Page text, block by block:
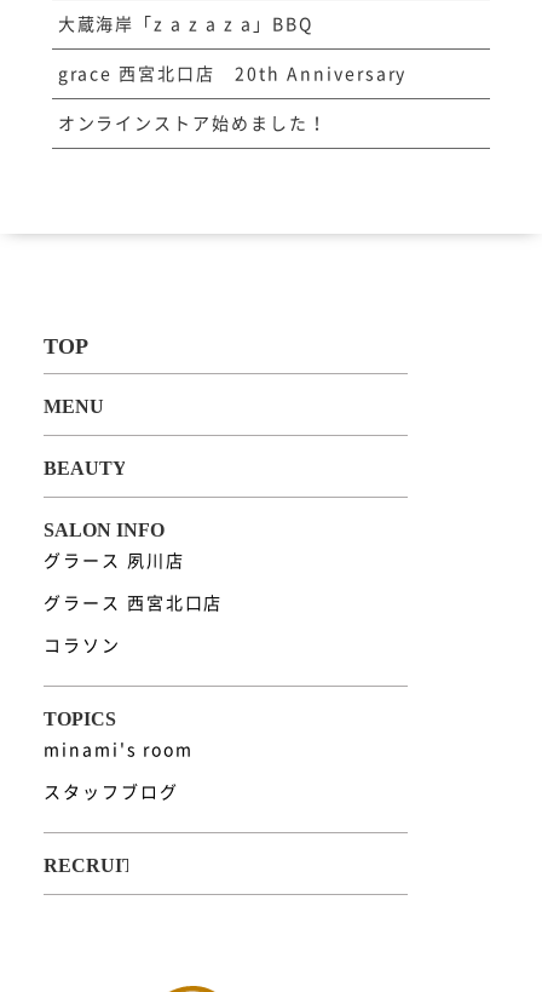
大蔵海岸「z a z a z a」BBQ
grace 西宮北口店 20th Anniversary
オンラインストア始めました！
グラース 夙川店
グラース 西宮北口店
コラソン
minami's room
スタッフブログ